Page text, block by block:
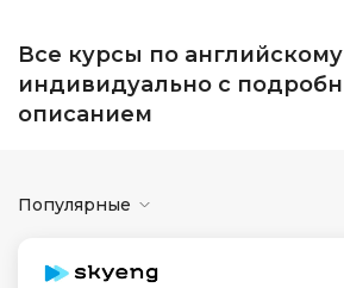
Все курсы по
индивидуально с
описанием
Популярные